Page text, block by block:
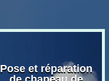
Pose et réparation